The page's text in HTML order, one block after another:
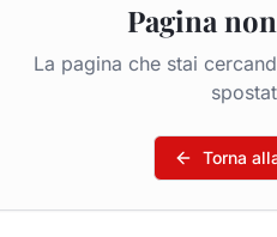
Pagina
La pagina che stai
Torna